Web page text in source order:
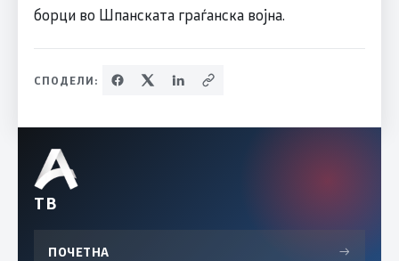
борци во Шпанската граѓанска војна.
СПОДЕЛИ:
ТВ
ПОЧЕТНА →